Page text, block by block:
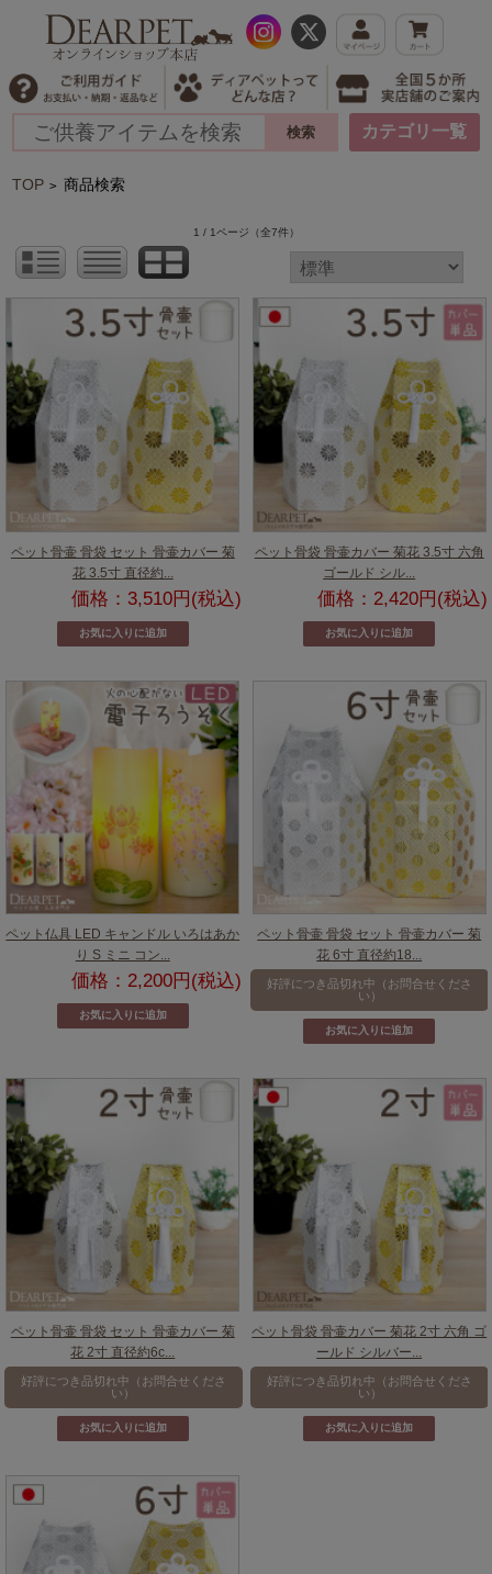
カテゴリ一覧
TOP > 商品検索
1 / 1ページ （全7件）
ペット骨壷 骨袋 セット 骨壷カバー 菊
花 3.5寸 直径約...
価格：3,510円(税込)
ペット骨袋 骨壷カバー 菊花 3.5寸 六角
ゴールド シル...
価格：2,420円(税込)
ペット仏具 LED キャンドル いろはあか
り S ミニ コン...
価格：2,200円(税込)
ペット骨壷 骨袋 セット 骨壷カバー 菊
花 6寸 直径約18...
好評につき品切れ中（お問合せくださ
い）
ペット骨壷 骨袋 セット 骨壷カバー 菊
花 2寸 直径約6c...
好評につき品切れ中（お問合せくださ
い）
ペット骨袋 骨壷カバー 菊花 2寸 六角 ゴ
ールド シルバー...
好評につき品切れ中（お問合せくださ
い）